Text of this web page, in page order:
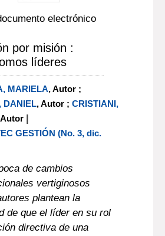
electrónico
por misión :
líderes
MARIELA, Autor ;
DANIEL, Autor ; CRISTIANI,
Autor |
GESTIÓN (No. 3, dic.
de cambios
vertiginosos
plantean la
de que el líder en su rol
directiva de una